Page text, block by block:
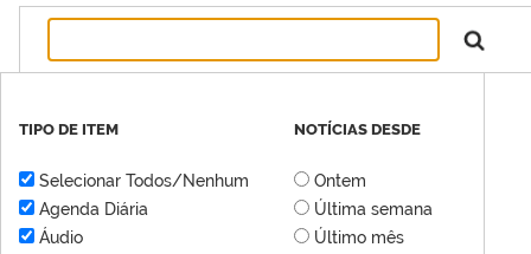
TIPO DE ITEM
Selecionar Todos/Nenhum
Agenda Diária
Áudio
NOTÍCIAS DESDE
Ontem
Última semana
Último mês